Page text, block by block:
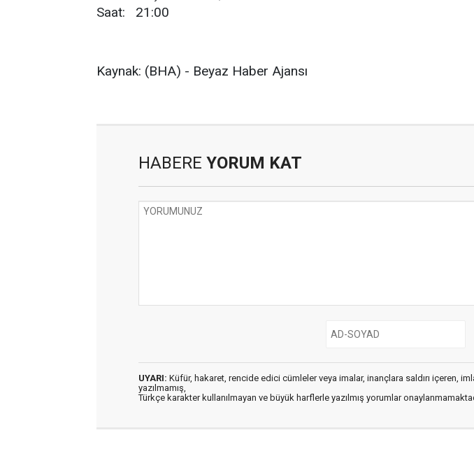
Saat: 21:00
Kaynak: (BHA) - Beyaz Haber Ajansı
HABERE YORUM KAT
UYARI: Küfür, hakaret, rencide edici cümleler veya imalar, inançlara saldırı içeren,
yazılmamış,
Türkçe karakter kullanılmayan ve büyük harflerle yazılmış yorumlar